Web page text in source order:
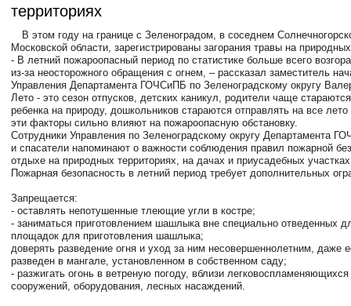
территориях
В этом году на границе с Зеленоградом, в соседнем
Московской области, зарегистрированы загорания травы на
- В летний пожароопасный период по статистике больше всего
из-за неосторожного обращения с огнем, – рассказал заместитель
Управления Департамента ГОЧСиПБ по Зеленоградскому округу
Лето - это сезон отпусков, детских каникул, родители чаще
ребенка на природу, дошкольников стараются отправлять на все
эти факторы сильно влияют на пожароопасную обстановку.
Сотрудники Управления по Зеленоградскому округу Департамента
и спасатели напоминают о важности соблюдения правил пожарной
отдыхе на природных территориях, на дачах и приусадебных
Пожарная безопасность в летний период требует дополнительных
Запрещается:
- оставлять непотушенные тлеющие угли в костре;
- заниматься приготовлением шашлыка вне специально отведенных
площадок для приготовления шашлыка;
доверять разведение огня и уход за ним несовершеннолетним, даже
разведен в мангале, установленном в собственном саду;
- разжигать огонь в ветреную погоду, вблизи
сооружений, оборудования, лесных насаждений.